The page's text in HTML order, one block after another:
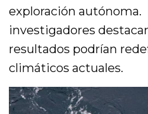
exploración autónoma.
investigadores
resultados podrían
climáticos actuales.